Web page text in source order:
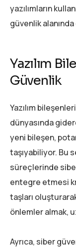
yazılımların
güvenlik
Yazılım
Güvenlik
Yazılım
dünyasında
yeni bileşen,
taşıyabiliyor. Bu
süreçlerinde
entegre etmesi
taşları
önlemler almak,
Ayrıca, siber